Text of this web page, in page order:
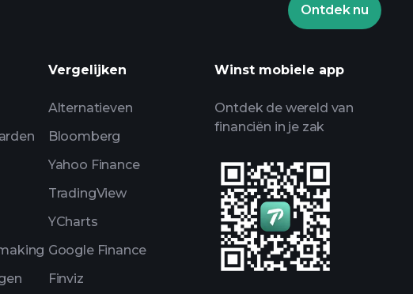
Ontdek nu
Vergelijken
Alternatieven
Bloomberg
Yahoo Finance
TradingView
YCharts
Google Finance
Finviz
Winst mobiele app
Ontdek de wereld van
financiën in je zak